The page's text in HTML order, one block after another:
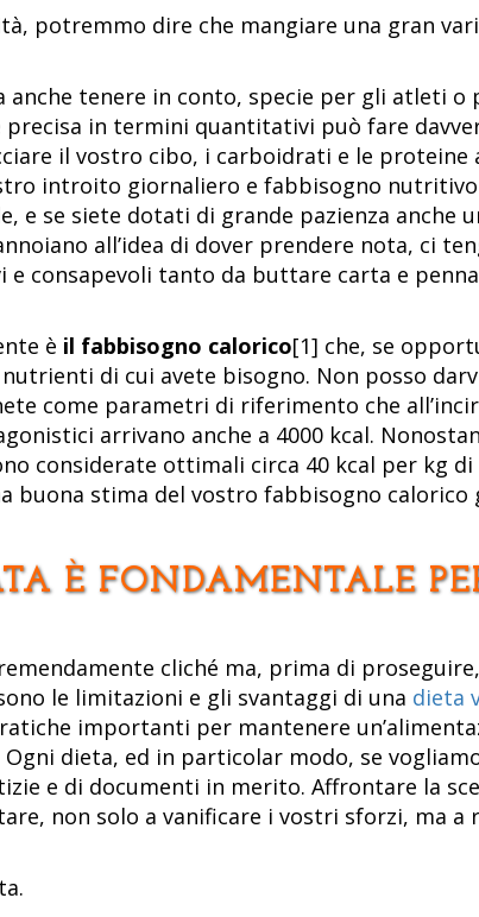
potremmo dire che mangiare una gran
anche tenere in conto, specie per gli atleti o
in termini quantitativi può fare
il vostro cibo, i carboidrati e le proteine
introito giornaliero e fabbisogno
e se siete dotati di grande pazienza anche
all’idea di dover prendere nota, ci
consapevoli tanto da buttare carta e
è il fabbisogno calorico[1] che, se
di cui avete bisogno. Non posso
come parametri di riferimento che
arrivano anche a 4000 kcal.
considerate ottimali circa 40 kcal per kg
buona stima del vostro fabbisogno calorico
È FONDAMENTALE
cliché ma, prima di
le limitazioni e gli svantaggi di una dieta
importanti per mantenere
Ogni dieta, ed in particolar modo, se
e di documenti in merito. Affrontare la
non solo a vanificare i vostri sforzi, ma